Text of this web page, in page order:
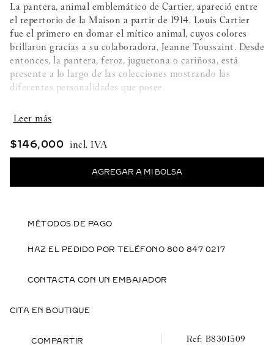
La pantera, animal emblemático de Cartier, apareció entre
el repertorio de la Maison a partir de 1914. Louis Cartier
fue el primero en domar el mítico animal, cuyos colores
brillaron gracias a su colaboradora, Jeanne Toussaint. Desde
entonces, la pantera, feroz, juguetona o cariñosa, está
presente a lo largo de las colecciones mostrando las
diferentes personalidades que posee.
Detalles de la creación:
- Oro amarillo 750/1000
- 4 granates tsavoritas
- Laca negra
- Ancho: 9,3mm
- Largo: 11,9mm
$146,000
MÉTODOS DE PAGO
HAZ EL PEDIDO POR TELÉFONO 800 847 0217
CONTACTA CON UN EMBAJADOR
CITA EN BOUTIQUE
COMPARTIR B8301509